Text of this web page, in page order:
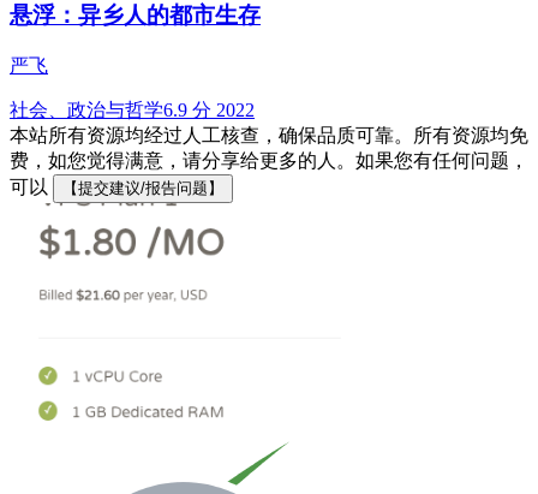
悬浮：异乡人的都市生存
严飞
社会、政治与哲学6.9 分 2022
本站所有资源均经过人工核查，确保品质可靠。所有资源均免
费，如您觉得满意，请分享给更多的人。如果您有任何问题，
可以
【提交建议/报告问题】